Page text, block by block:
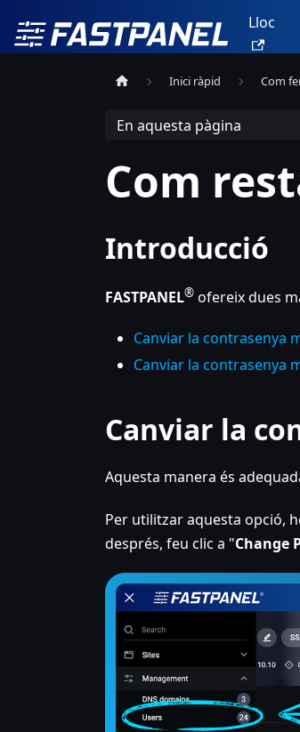
Lloc
Inici ràpid Com
En aquesta pàgina
Com
Introducció
FASTPANEL® ofereix dues
Canviar la contrasenya
Canviar la contrasenya
Canviar la
Aquesta manera és
Per utilitzar aquesta opció,
després, feu clic a "Change